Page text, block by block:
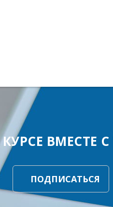
ВМЕСТЕ
ПОДПИСАТЬСЯ